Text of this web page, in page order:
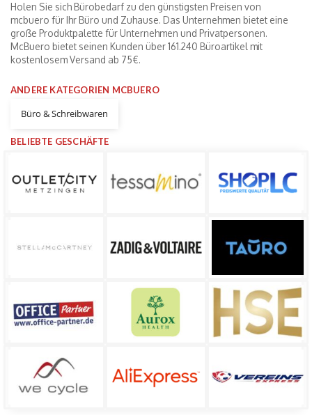
Holen Sie sich Bürobedarf zu den günstigsten Preisen von
mcbuero für Ihr Büro und Zuhause. Das Unternehmen bietet eine
große Produktpalette für Unternehmen und Privatpersonen.
McBuero bietet seinen Kunden über 161.240 Büroartikel mit
kostenlosem Versand ab 75€.
ANDERE KATEGORIEN MCBUERO
Büro & Schreibwaren
BELIEBTE GESCHÄFTE